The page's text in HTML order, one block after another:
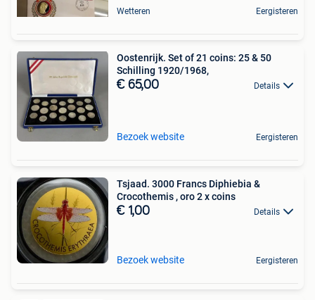
Wetteren Eergisteren
Oostenrijk. Set of 21 coins: 25 & 50
Schilling 1920/1968,
€ 65,00 Details
Bezoek website Eergisteren
Tsjaad. 3000 Francs Diphiebia &
Crocothemis , oro 2 x coins
€ 1,00 Details
Bezoek website Eergisteren